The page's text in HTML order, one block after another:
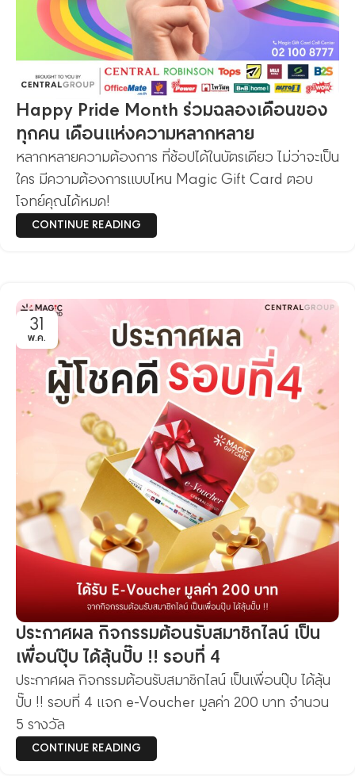
Happy Pride Month ร่วมฉลองเดือนของ
ทุกคน เดือนแห่งความหลากหลาย
หลากหลายความต้องการ ที่ช้อปได้ในบัตรเดียว ไม่ว่าจะเป็น
ใคร มีความต้องการแบบไหน Magic Gift Card ตอบ
โจทย์คุณได้หมด!
CONTINUE READING
31
พ.ค.
ประกาศผล กิจกรรมต้อนรับสมาชิกไลน์ เป็น
เพื่อนปุ๊บ ได้ลุ้นปั๊บ !! รอบที่ 4
ประกาศผล กิจกรรมต้อนรับสมาชิกไลน์ เป็นเพื่อนปุ๊บ ได้ลุ้น
ปั๊บ !! รอบที่ 4 แจก e-Voucher มูลค่า 200 บาท จำนวน
5 รางวัล
CONTINUE READING